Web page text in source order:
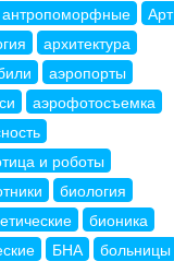
антропоморфные
Арт
архитектура
аэропорты
аэрофотосъемка
и роботы
биология
бионика
БНА
больницы